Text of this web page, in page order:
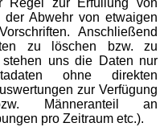
der Abwehr von etwaigen
Anschließend
zu löschen bzw. zu
uns die Daten nur
ohne direkten
zur Verfügung
Männeranteil an
pro Zeitraum etc.).